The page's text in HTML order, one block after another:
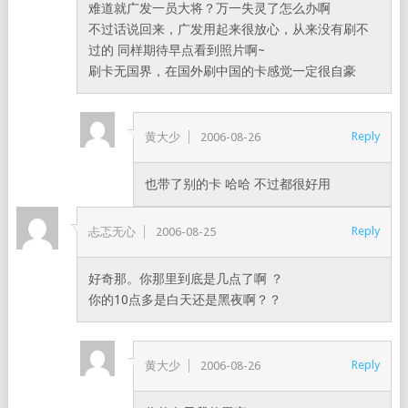
难道就广发一员大将？万一失灵了怎么办啊
不过话说回来，广发用起来很放心，从来没有刷不
过的 同样期待早点看到照片啊~
刷卡无国界，在国外刷中国的卡感觉一定很自豪
黄大少 2006-08-26 Reply
也带了别的卡 哈哈 不过都很好用
忐忑无心 2006-08-25 Reply
好奇那。你那里到底是几点了啊 ？
你的10点多是白天还是黑夜啊？？
黄大少 2006-08-26 Reply